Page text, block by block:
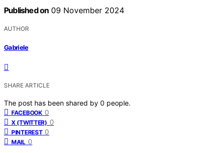
Published on 09 November 2024
AUTHOR
Gabriele
SHARE ARTICLE
The post has been shared by 0 people.
FACEBOOK 0
X (TWITTER) 0
PINTEREST 0
MAIL 0